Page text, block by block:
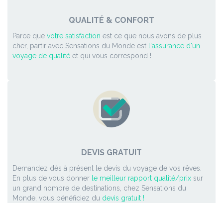
QUALITÉ & CONFORT
Parce que votre satisfaction est ce que nous avons de plus
cher, partir avec Sensations du Monde est l'assurance d'un
voyage de qualité et qui vous correspond !
DEVIS GRATUIT
Demandez dès à présent le devis du voyage de vos rêves.
En plus de vous donner le meilleur rapport qualité/prix sur
un grand nombre de destinations, chez Sensations du
Monde, vous bénéficiez du devis gratuit !